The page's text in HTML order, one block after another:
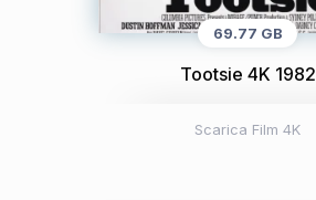
69.77 GB
Tootsie 4K 1982
Scarica Film 4K